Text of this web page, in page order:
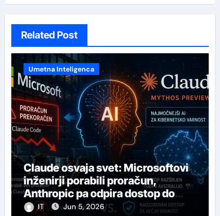
Related Post
Umetna Inteligenca
Claude osvaja svet: Microsoftovi
inženirji porabili proračun,
Anthropic pa odpira dostop do
svojega najmočnejšega AI-ja
IT Jun 5, 2026